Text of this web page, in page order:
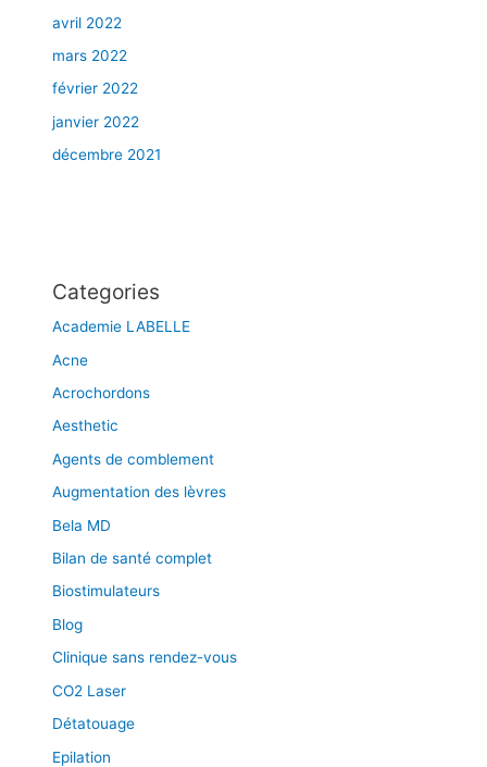
avril 2022
mars 2022
février 2022
janvier 2022
décembre 2021
Categories
Academie LABELLE
Acne
Acrochordons
Aesthetic
Agents de comblement
Augmentation des lèvres
Bela MD
Bilan de santé complet
Biostimulateurs
Blog
Clinique sans rendez-vous
CO2 Laser
Détatouage
Epilation